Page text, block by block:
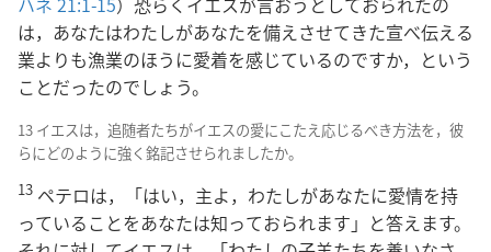
は，あなたはわたしがあなたを備えさせてきた宣べ伝える
業よりも漁業のほうに愛着を感じているのですか，という
ことだったのでしょう。
13 イエスは，追随者たちがイエスの愛にこたえ応じるべき方法を，彼
らにどのように強く銘記させられましたか。
13 ペテロは，「はい，主よ，わたしがあなたに愛情を持
っていることをあなたは知っておられます」と答えます。